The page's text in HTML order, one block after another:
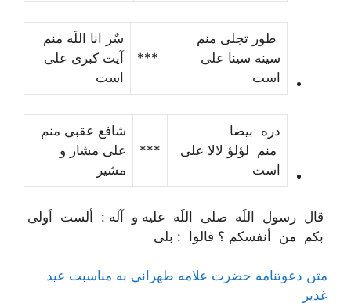
طور تجلی منم
سینه سینا علی
است
***
سٌر انا اللَه منم
آیت کبری علی
است
دره بیضا
منم لؤلؤ لالا علی
است
***
شافع عقبی منم
علی مشار و
مشیر
قال رسول اللَه صلی اللَه علیه و آله : ألست اَولی
بکم من أنفسکم ؟ قالوا : بلی
متن دعوتنامه حضرت علامه طهراني به مناسبت عيد
غدير